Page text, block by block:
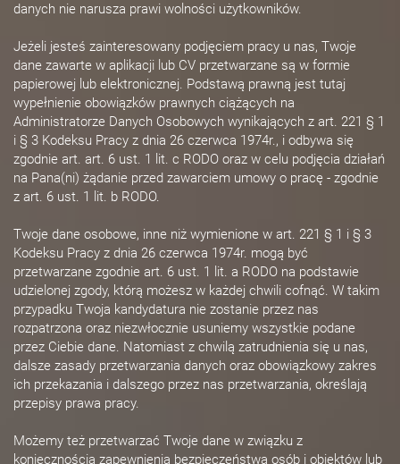
danych nie narusza prawi wolności użytkowników.
Jeżeli jesteś zainteresowany podjęciem pracy u nas, Twoje
dane zawarte w aplikacji lub CV przetwarzane są w formie
papierowej lub elektronicznej. Podstawą prawną jest tutaj
wypełnienie obowiązków prawnych ciążących na
Administratorze Danych Osobowych wynikających z art. 221 § 1
i § 3 Kodeksu Pracy z dnia 26 czerwca 1974r., i odbywa się
zgodnie art. art. 6 ust. 1 lit. c RODO oraz w celu podjęcia działań
na Pana(ni) żądanie przed zawarciem umowy o pracę - zgodnie
z art. 6 ust. 1 lit. b RODO.
Twoje dane osobowe, inne niż wymienione w art. 221 § 1 i § 3
Kodeksu Pracy z dnia 26 czerwca 1974r. mogą być
przetwarzane zgodnie art. 6 ust. 1 lit. a RODO na podstawie
udzielonej zgody, którą możesz w każdej chwili cofnąć. W takim
przypadku Twoja kandydatura nie zostanie przez nas
rozpatrzona oraz niezwłocznie usuniemy wszystkie podane
przez Ciebie dane. Natomiast z chwilą zatrudnienia się u nas,
dalsze zasady przetwarzania danych oraz obowiązkowy zakres
ich przekazania i dalszego przez nas przetwarzania, określają
przepisy prawa pracy.
Możemy też przetwarzać Twoje dane w związku z
koniecznością zapewnienia bezpieczeństwa osób i obiektów lub